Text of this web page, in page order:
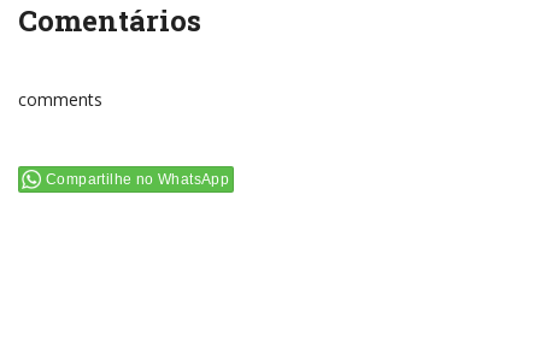
Comentários
comments
Compartilhe no WhatsApp